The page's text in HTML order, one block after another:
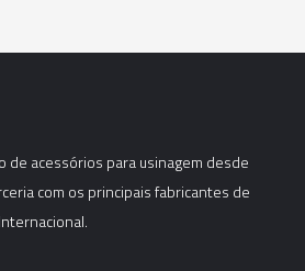
de acessórios para usinagem desde
com os principais fabricantes de